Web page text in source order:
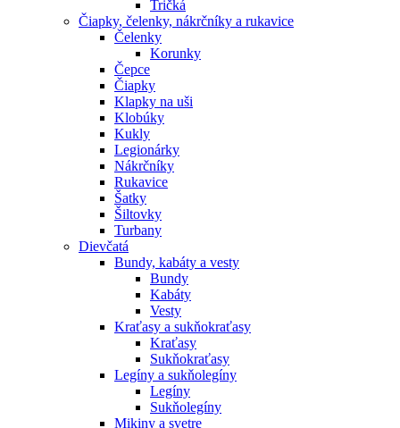
Tričká
Čiapky, čelenky, nákrčníky a rukavice
Čelenky
Korunky
Čepce
Čiapky
Klapky na uši
Klobúky
Kukly
Legionárky
Nákrčníky
Rukavice
Šatky
Šiltovky
Turbany
Dievčatá
Bundy, kabáty a vesty
Bundy
Kabáty
Vesty
Kraťasy a sukňokraťasy
Kraťasy
Sukňokraťasy
Legíny a sukňolegíny
Legíny
Sukňolegíny
Mikiny a svetre